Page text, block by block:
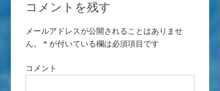
コメントを残す
メールアドレスが公開されることはありませ
ん。
* が付いている欄は必須項目です
コメント